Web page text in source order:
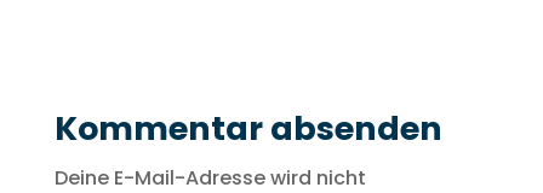
Kommentar absenden
Deine E-Mail-Adresse wird nicht